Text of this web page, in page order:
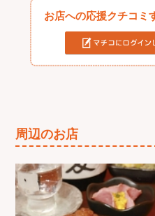
お店への応援クチコミ
周辺のお店